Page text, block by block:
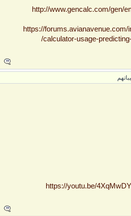
http://www.gencalc.com/gen/
https://
calculator-usage-
https://youtu.be/